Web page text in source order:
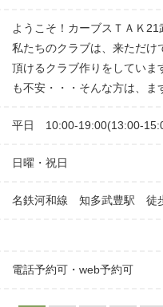
ようこそ！カーブスＴＡＫ21
私たちのクラブは、来ただけ
頂けるクラブ作りをしていま
も不安・・・そんな方は、ま
平日 10:00-19:00(13:00-
日曜・祝日
名鉄河和線 知多武豊駅 徒
電話予約可・web予約可